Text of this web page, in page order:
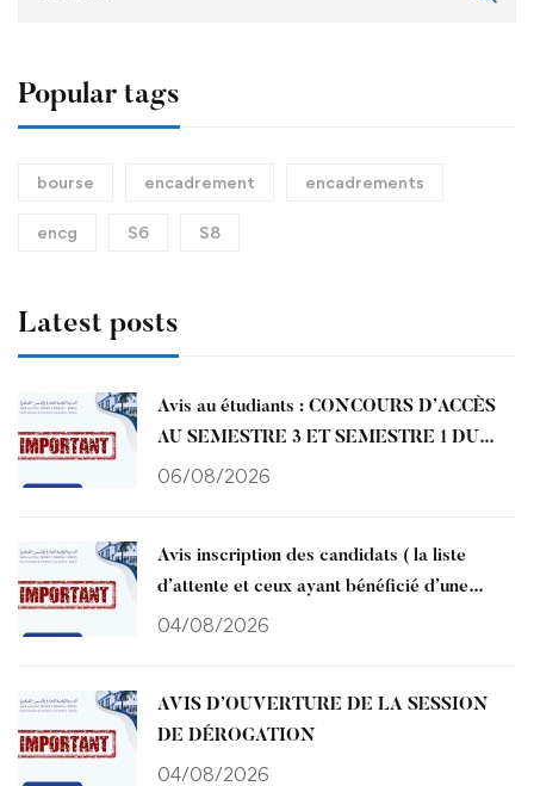
Popular tags
bourse encadrement encadrements
encg S6 S8
Latest posts
Avis au étudiants : CONCOURS D’ACCÈS
AU SEMESTRE 3 ET SEMESTRE 1 DU
CYCLE ENCG
06/08/2026
Avis inscription des candidats ( la liste
d’attente et ceux ayant bénéficié d’une
amélioration de choix ) affectés à l’ENCG
04/08/2026
AVIS D’OUVERTURE DE LA SESSION
DE DÉROGATION
04/08/2026